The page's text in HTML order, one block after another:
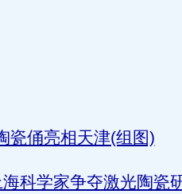
瓷俑亮相天津(组图)
科学家争夺激光陶瓷